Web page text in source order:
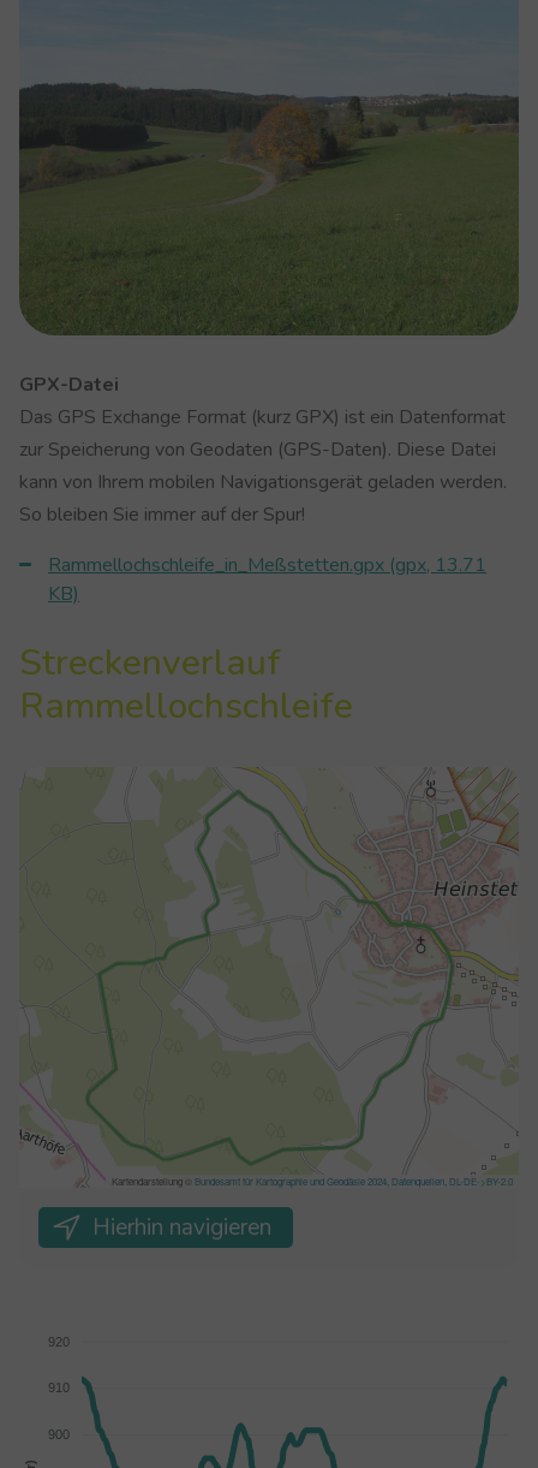
GPX-Datei
Das GPS Exchange Format (kurz GPX) ist ein Datenformat
zur Speicherung von Geodaten (GPS-Daten). Diese Datei
kann von Ihrem mobilen Navigationsgerät geladen werden.
So bleiben Sie immer auf der Spur!
Rammellochschleife_in_Meßstetten.gpx (gpx, 13.71
KB)
Streckenverlauf
Rammellochschleife
Hierhin navigieren
920
910
900